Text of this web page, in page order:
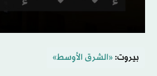
بيروت: «الشرق الأوسط»